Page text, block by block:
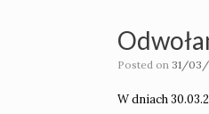
Posted on 31/03/
W dniach